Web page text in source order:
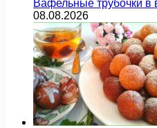
Вафельные трубочки в
08.08.2026